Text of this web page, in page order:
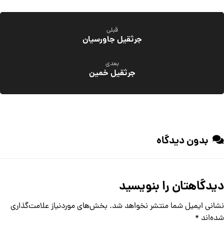
قبلی
جرثقیل جاورسیان
بعدی
جرثقیل خمین
بدون دیدگاه
دیدگاهتان را بنویسید
نشانی ایمیل شما منتشر نخواهد شد. بخش‌های موردنیاز علامت‌گذاری
شده‌اند *